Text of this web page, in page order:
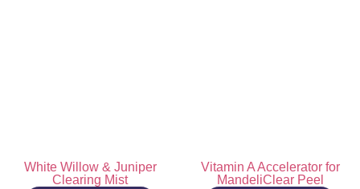
White Willow & Juniper
Clearing Mist
Vitamin A Accelerator for
MandeliClear Peel